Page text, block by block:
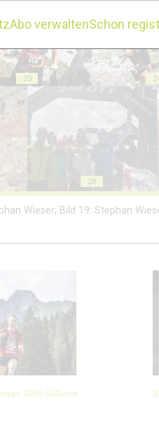
23
28
Wieser; Bild 19: Stephan
2026 Gallerie
Abo verwaltenSchon